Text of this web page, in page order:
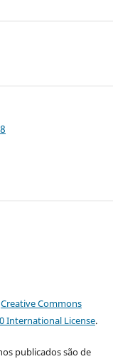
Creative Commons
International License.
publicados são de